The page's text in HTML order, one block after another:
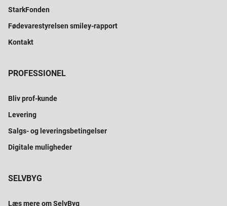
StarkFonden
Fødevarestyrelsen smiley-rapport
Kontakt
PROFESSIONEL
Bliv prof-kunde
Levering
Salgs- og leveringsbetingelser
Digitale muligheder
SELVBYG
Læs mere om SelvByg